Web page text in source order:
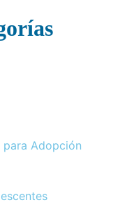
para Adopción